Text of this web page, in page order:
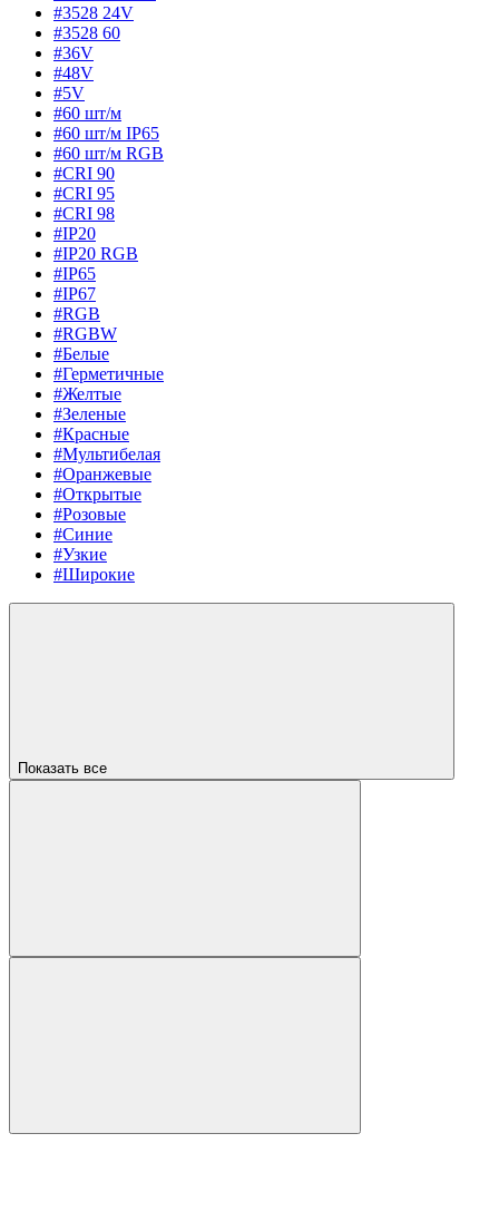
#3528 24V
#3528 60
#36V
#48V
#5V
#60 шт/м
#60 шт/м IP65
#60 шт/м RGB
#CRI 90
#CRI 95
#CRI 98
#IP20
#IP20 RGB
#IP65
#IP67
#RGB
#RGBW
#Белые
#Герметичные
#Желтые
#Зеленые
#Красные
#Мультибелая
#Оранжевые
#Открытые
#Розовые
#Синие
#Узкие
#Широкие
Показать все